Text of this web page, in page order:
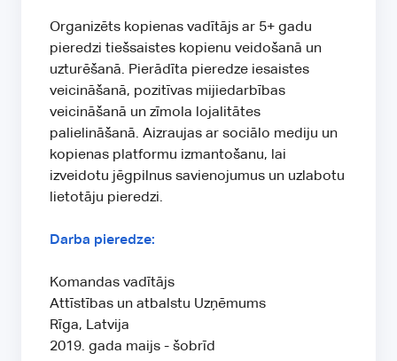
Organizēts kopienas vadītājs ar 5+ gadu
pieredzi tiešsaistes kopienu veidošanā un
uzturēšanā. Pierādīta pieredze iesaistes
veicināšanā, pozitīvas mijiedarbības
veicināšanā un zīmola lojalitātes
palielināšanā. Aizraujas ar sociālo mediju un
kopienas platformu izmantošanu, lai
izveidotu jēgpilnus savienojumus un uzlabotu
lietotāju pieredzi.
Darba pieredze:
Komandas vadītājs
Attīstības un atbalstu Uzņēmums
Rīga, Latvija
2019. gada maijs - šobrīd